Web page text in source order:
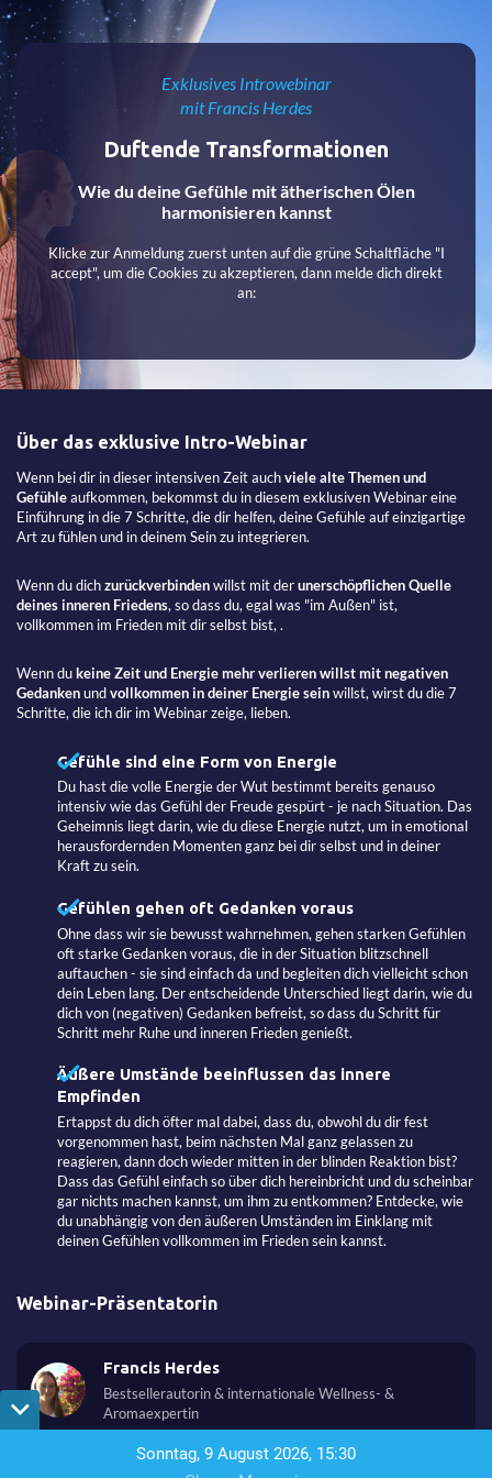
Exklusives Introwebinar
​​​​​​​mit Francis Herdes
Duftende Transformationen
Wie du deine Gefühle mit ätherischen Ölen
harmonisieren kannst
​​​​​​​Klicke zur Anmeldung zuerst unten auf die grüne Schaltfläche "I
accept", um die Cookies zu akzeptieren, dann melde dich direkt
an:
Über das exklusive Intro-Webinar
Wenn bei dir in dieser intensiven Zeit auchviele alte Themen und
Gefühleaufkommen, bekommst du in diesem exklusiven Webinar eine
Einführung in die 7 Schritte, die dir helfen, deine Gefühle auf einzigartige
Art zu fühlen und in deinem Sein zu integrieren.
Wenn du dichzurückverbindenwillst mit derunerschöpflichen Quelle
deines inneren Friedens, so dass du, egal was "im Außen" ist,
vollkommen im Frieden mit dir selbst bist, .
Wenn dukeine Zeit und Energie mehr verlieren willst mit negativen
Gedankenundvollkommen in deiner Energie seinwillst, wirst du die 7
Schritte, die ich dir im Webinar zeige, lieben.
Gefühle sind eine Form von Energie
Du hast die volle Energie der Wut bestimmt bereits genauso
intensiv wie das Gefühl der Freude gespürt - je nach Situation. Das
Geheimnis liegt darin, wie du diese Energie nutzt, um in emotional
herausfordernden Momenten ganz bei dir selbst und in deiner
Kraft zu sein.
Gefühlen gehen oft Gedanken voraus
Ohne dass wir sie bewusst wahrnehmen, gehen starken Gefühlen
oft starke Gedanken voraus, die in der Situation blitzschnell
auftauchen - sie sind einfach da und begleiten dich vielleicht schon
dein Leben lang. Der entscheidende Unterschied liegt darin, wie du
dich von (negativen) Gedanken befreist, so dass du Schritt für
Schritt mehr Ruhe und inneren Frieden genießt.
Äußere Umstände beeinflussen das innere
Empfinden
Ertappst du dich öfter mal dabei, dass du, obwohl du dir fest
vorgenommen hast, beim nächsten Mal ganz gelassen zu
reagieren, dann doch wieder mitten in der blinden Reaktion bist?
Dass das Gefühl einfach so über dich hereinbricht und du scheinbar
gar nichts machen kannst, um ihm zu entkommen? Entdecke, wie
du unabhängig von den äußeren Umständen im Einklang mit
deinen Gefühlen vollkommen im Frieden sein kannst.
Webinar-Präsentatorin
Francis Herdes
Bestsellerautorin & internationale Wellness- &
Aromaexpertin
Sonntag, 9 August 2026, 15:30